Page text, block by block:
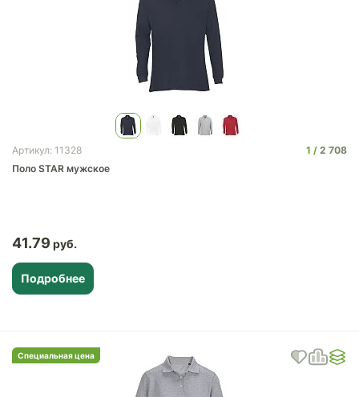
Артикул: 11328 1
2 708
Поло STAR мужское
41.79
Подробнее
Специальная цена